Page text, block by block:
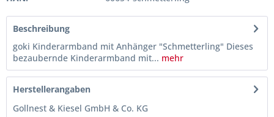
Beschreibung
goki Kinderarmband mit Anhänger "Schmetterling" Dieses
bezaubernde Kinderarmband mit... mehr
Herstellerangaben
Gollnest & Kiesel GmbH & Co. KG